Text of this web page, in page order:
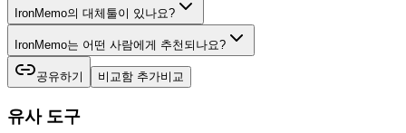
IronMemo의 대체툴이 있나요?
IronMemo는 어떤 사람에게 추천되나요?
공유하기 비교함 추가비교
유사 도구